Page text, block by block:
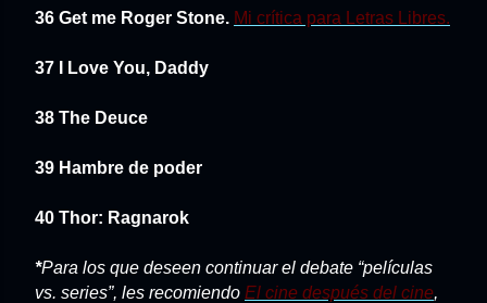
36 Get me Roger Stone. Mi crítica para Letras Libres.
37 I Love You, Daddy
38 The Deuce
39 Hambre de poder
40 Thor: Ragnarok
*Para los que deseen continuar el debate “películas
vs. series”, les recomiendo El cine después del cine,